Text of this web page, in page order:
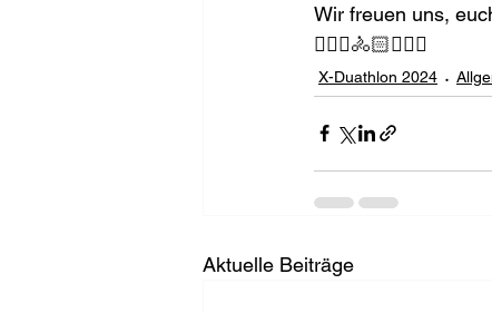
Wir freuen uns,
🏃🏼‍♀️🚴🏻🏃🏼‍♀️
X-Duathlon 2024
Aktuelle Beiträge